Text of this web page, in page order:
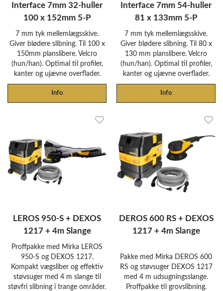
Interface 7mm 32-huller
100 x 152mm 5-P
7 mm tyk mellemlægsskive.
Giver blødere slibning. Til 100 x
150mm planslibere. Velcro
(hun/han). Optimal til profiler,
kanter og ujævne overflader.
Info
Interface 7mm 54-huller
81 x 133mm 5-P
7 mm tyk mellemlægsskive.
Giver blødere slibning. Til 80 x
130 mm planslibere. Velcro
(hun/han). Optimal til profiler,
kanter og ujævne overflader.
Info
LEROS 950-S + DEXOS
1217 + 4m Slange
Proffpakke med Mirka LEROS
950-S og DEXOS 1217.
Kompakt vægsliber og effektiv
støvsuger med 4 m slange til
støvfri slibning i trange områder.
DEROS 600 RS + DEXOS
1217 + 4m Slange
Pakke med Mirka DEROS 600
RS og støvsuger DEXOS 1217
med 4 m udsugningsslange.
Proffpakke til grovslibning.